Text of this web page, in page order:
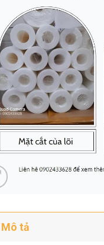
Mô tả